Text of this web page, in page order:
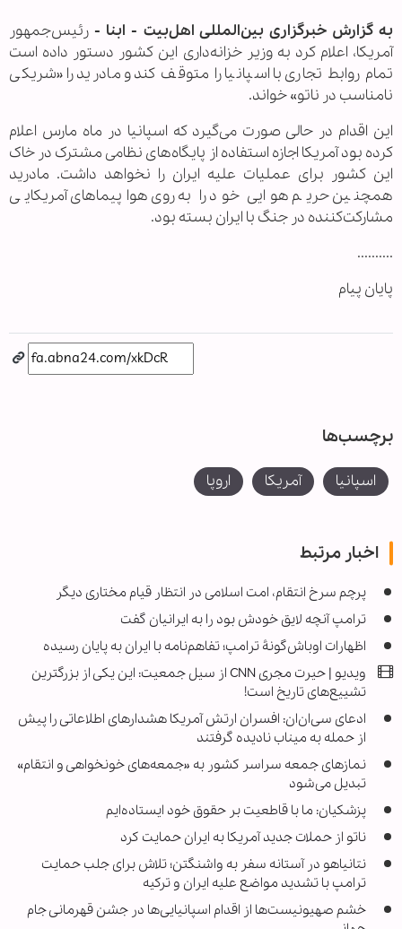
به گزارش خبرگزاری بین‌المللی اهل‌بیت - ابنا - رئیس‌جمهور
آمریکا، اعلام کرد به وزیر خزانه‌داری این کشور دستور داده است
تمام روابط تجاری با اسپانیا را متوقف کند و مادرید را «شریکی
نامناسب در ناتو» خواند.
این اقدام در حالی صورت می‌گیرد که اسپانیا در ماه مارس اعلام
کرده بود آمریکا اجازه استفاده از پایگاه‌های نظامی مشترک در خاک
این کشور برای عملیات علیه ایران را نخواهد داشت. مادرید
همچنین حریم هوایی خود را به روی هواپیماهای آمریکایی
مشارکت‌کننده در جنگ با ایران بسته بود.
..........
پایان پیام
برچسب‌ها
اسپانیا آمریکا اروپا
اخبار مرتبط
پرچم سرخ انتقام، امت اسلامی در انتظار قیام مختاری دیگر
ترامپ آنچه لایق خودش بود را به ایرانیان گفت
اظهارات اوباش‌گونۀ ترامپ؛ تفاهم‌نامه با ایران به پایان رسیده
ویدیو | حیرت مجری CNN از سیل جمعیت: این یکی از بزرگترین
تشییع‌های تاریخ است!
ادعای سی‌ان‌ان: افسران ارتش آمریکا هشدارهای اطلاعاتی را پیش
از حمله به میناب نادیده گرفتند
نمازهای جمعه سراسر کشور به «جمعه‌های خونخواهی و انتقام»
تبدیل می‌شود
پزشکیان: ما با قاطعیت بر حقوق خود ایستاده‌ایم
ناتو از حملات جدید آمریکا به ایران حمایت کرد
نتانیاهو در آستانه سفر به واشنگتن؛ تلاش برای جلب حمایت
ترامپ با تشدید مواضع علیه ایران و ترکیه
خشم صهیونیست‌ها از اقدام اسپانیایی‌ها در جشن قهرمانی جام